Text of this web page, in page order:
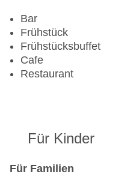
Landeskategorie: 3
Bar
Frühstück
Frühstücksbuffet
Cafe
Restaurant
Für Kinder
Für Familien